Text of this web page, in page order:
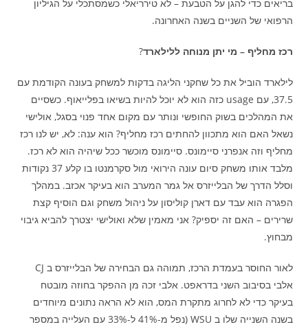
בריאים כדי להגן על הטבעת – לא טירריאלי כשמסתכלי על הגיליון
הרפואי של השניים בשנה האחרונה.
רכז מחליף – מי יתן מנוחה ללילארד?
לילארד הוביל את כל שחקני הליגה בדקות למשחק בעונה הקודמת עם
37.5, עם usage כזה הוא לא יוכל להיות בשיאו בפלייאוף. כשסיים
את המהלכים בשוק החופשי ונותר עם מקום אחד פנוי בסגל, אולישי
נשאל האם הוא מתכוון להחתים רכז מחליף? הוא ענה: לא, יש לנו רכז
מחליף וזה אנפרני סיימונס. סיימונס מוכשר ככל שיהיה הוא לא רכז.
מלבד אותו משחק סיום עונה הירואי מול סקרמנטו בו קלע 37 נקודות
וסלל הדרך של הבלייזרס אל גמר המערב הוא בעיקר אכזב. במהלך
הפגרה הוא עבד עם דארן קוליסון על ניהול משחק וגם הוסיף קצת
שרירים – האם זה יספיק? אני מאמין שלא ואולישי יצטרך להביא גיבוי
מבחוץ.
לאור החוסר בעמדת הרכז, תמוהה גם הבחירה של הבלייזרס ב CJ
אלבי בסיבוב השני בדראפט. אלבי זכה מן ההפקר בחוזה מובטח
בעיקר כדי לא לחרוג מתקרת המס, הוא לא הראה נתונים מיוחדים
בשנה השנייה שלו ב WSU (נפל מ-41% ל-33% עם העלייה במספר